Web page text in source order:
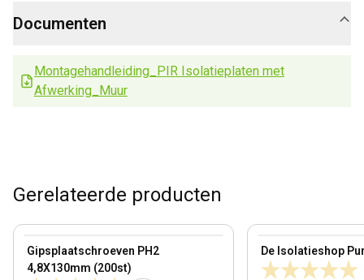
Documenten
Montagehandleiding_PIR Isolatieplaten met
Afwerking_Muur
Gerelateerde producten
Gipsplaatschroeven PH2
4,8X130mm (200st)
View product De Isolatieshop
View product